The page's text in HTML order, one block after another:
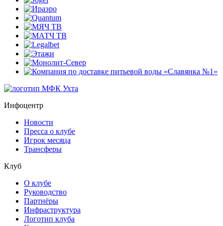
Инфоцентр
Новости
Пресса о клубе
Игрок месяца
Трансферы
Клуб
О клубе
Руководство
Партнёры
Инфраструктура
Логотип клуба